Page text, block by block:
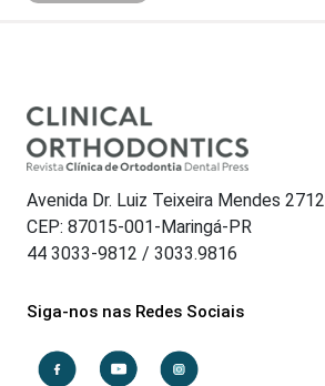
Avenida Dr. Luiz Teixeira Mendes 2712
CEP: 87015-001-Maringá-PR
44 3033-9812 / 3033.9816
Siga-nos nas Redes Sociais